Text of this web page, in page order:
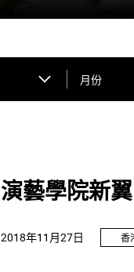
月份
演藝學院新
香
2018年11月27日